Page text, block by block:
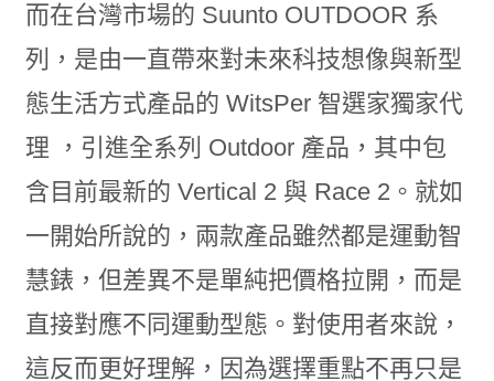
而在台灣市場的 Suunto OUTDOOR 系
列，是由一直帶來對未來科技想像與新型
態生活方式產品的 WitsPer 智選家獨家代
理 ，引進全系列 Outdoor 產品，其中包
含目前最新的 Vertical 2 與 Race 2。就如
一開始所說的，兩款產品雖然都是運動智
慧錶，但差異不是單純把價格拉開，而是
直接對應不同運動型態。對使用者來說，
這反而更好理解，因為選擇重點不再只是